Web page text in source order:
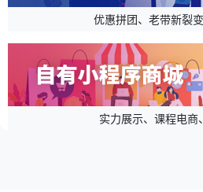
优惠拼团、老带新裂
实力展示、课程电商